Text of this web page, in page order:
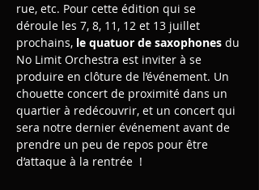
rue, etc. Pour cette édition qui se
déroule les 7, 8, 11, 12 et 13 juillet
prochains, le quatuor de saxophones du
No Limit Orchestra est inviter à se
produire en clôture de l’événement. Un
chouette concert de proximité dans un
quartier à redécouvrir, et un concert qui
sera notre dernier événement avant de
prendre un peu de repos pour être
d’attaque à la rentrée  !